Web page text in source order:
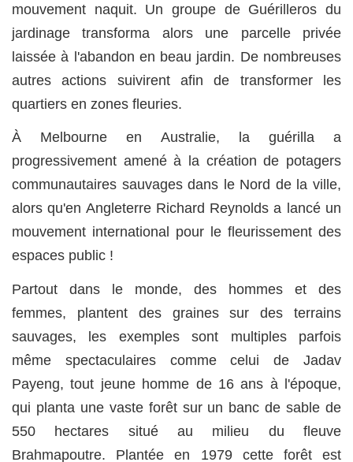
mouvement naquit. Un groupe de Guérilleros du
jardinage transforma alors une parcelle privée
laissée à l'abandon en beau jardin. De nombreuses
autres actions suivirent afin de transformer les
quartiers en zones fleuries.
À Melbourne en Australie, la guérilla a
progressivement amené à la création de potagers
communautaires sauvages dans le Nord de la ville,
alors qu'en Angleterre Richard Reynolds a lancé un
mouvement international pour le fleurissement des
espaces public !
Partout dans le monde, des hommes et des
femmes, plantent des graines sur des terrains
sauvages, les exemples sont multiples parfois
même spectaculaires comme celui de Jadav
Payeng, tout jeune homme de 16 ans à l'époque,
qui planta une vaste forêt sur un banc de sable de
550 hectares situé au milieu du fleuve
Brahmapoutre. Plantée en 1979 cette forêt est